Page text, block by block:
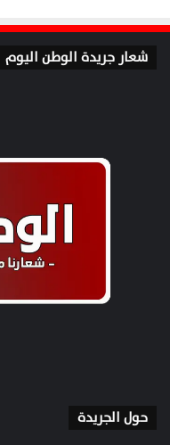
شعار جريدة الوطن اليوم
حول الجريدة